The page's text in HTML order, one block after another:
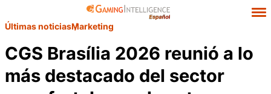
Últimas noticiasMarketing
CGS Brasília 2026 reunió a lo
más destacado del sector